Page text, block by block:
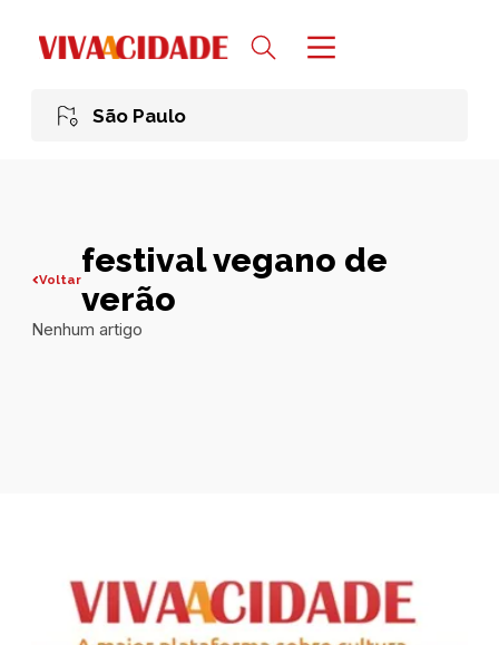
São Paulo
Voltarfestival vegano de
verão
Nenhum artigo